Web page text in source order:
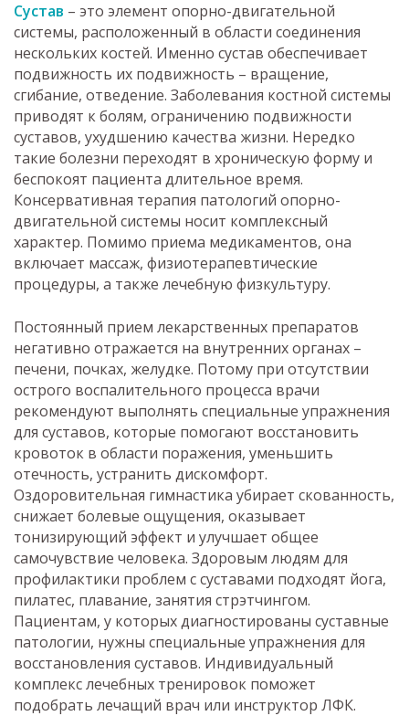
Сустав – это элемент опорно-двигательной
системы, расположенный в области соединения
нескольких костей. Именно сустав обеспечивает
подвижность их подвижность – вращение,
сгибание, отведение. Заболевания костной системы
приводят к болям, ограничению подвижности
суставов, ухудшению качества жизни. Нередко
такие болезни переходят в хроническую форму и
беспокоят пациента длительное время.
Консервативная терапия патологий опорно-
двигательной системы носит комплексный
характер. Помимо приема медикаментов, она
включает массаж, физиотерапевтические
процедуры, а также лечебную физкультуру.
Постоянный прием лекарственных препаратов
негативно отражается на внутренних органах –
печени, почках, желудке. Потому при отсутствии
острого воспалительного процесса врачи
рекомендуют выполнять специальные упражнения
для суставов, которые помогают восстановить
кровоток в области поражения, уменьшить
отечность, устранить дискомфорт.
Оздоровительная гимнастика убирает скованность,
снижает болевые ощущения, оказывает
тонизирующий эффект и улучшает общее
самочувствие человека. Здоровым людям для
профилактики проблем с суставами подходят йога,
пилатес, плавание, занятия стрэтчингом.
Пациентам, у которых диагностированы суставные
патологии, нужны специальные упражнения для
восстановления суставов. Индивидуальный
комплекс лечебных тренировок поможет
подобрать лечащий врач или инструктор ЛФК.